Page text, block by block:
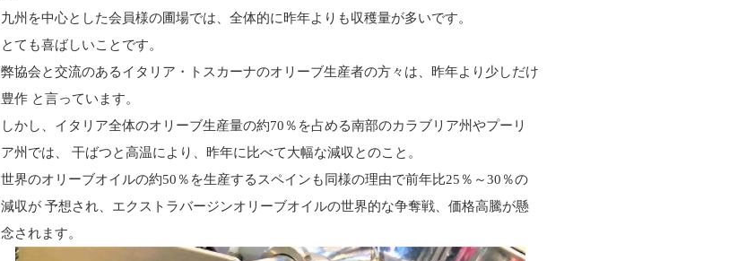
九州を中心とした会員様の圃場では、全体的に昨年よりも収穫量が多いです。
とても喜ばしいことです。
弊協会と交流のあるイタリア・トスカーナのオリーブ生産者の方々は、昨年より少しだけ
豊作 と言っています。
しかし、イタリア全体のオリーブ生産量の約70％を占める南部のカラブリア州やプーリ
ア州では、 干ばつと高温により、昨年に比べて大幅な減収とのこと。
世界のオリーブオイルの約50％を生産するスペインも同様の理由で前年比25％～30％の
減収が 予想され、エクストラバージンオリーブオイルの世界的な争奪戦、価格高騰が懸
念されます。